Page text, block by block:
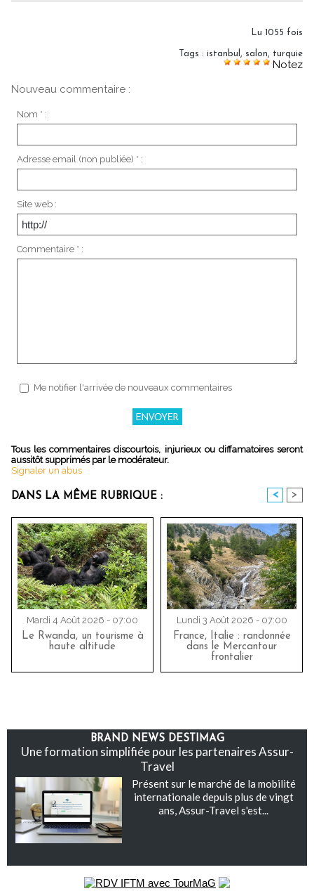
Lu 1055 fois
Tags : istanbul , salon, turquie
Notez
Nouveau commentaire :
Nom * :
Adresse email (non publiée) * :
Site web :
Commentaire * :
Me notifier l'arrivée de nouveaux commentaires
Tous les commentaires discourtois, injurieux ou diffamatoires seront
aussitôt supprimés par le modérateur.
Signaler un abus
DANS LA MÊME RUBRIQUE : < >
Mardi 4 Août 2026 - 07:00
Le Rwanda, un tourisme à
haute altitude
Lundi 3 Août 2026 - 07:00
France, Italie : randonnée
dans le Mercantour
frontalier
BRAND NEWS DESTIMAG
Une formation simplifiée pour les partenaires Assur-
Travel
Présent sur le marché de la mobilité
internationale depuis plus de vingt
ans, Assur-Travel s'est...